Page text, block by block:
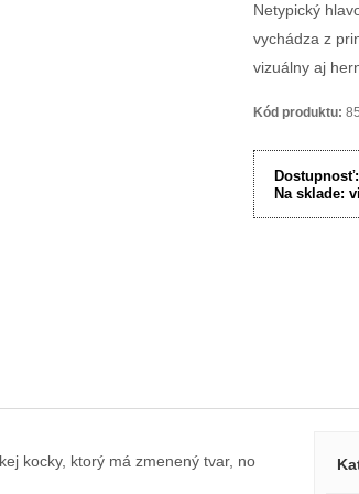
Netypický
vychádza z
vizuálny aj
Kód produktu:
Dostupnosť:
Na sklade:
kocky, ktorý má zmenený tvar, no